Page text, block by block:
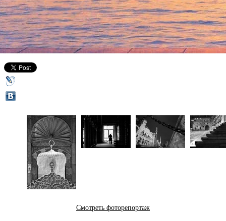
прогуляться по Стамбулу с
Бродским
13 мая 2015,14:14 Версия для печати
Смотреть фоторепортаж